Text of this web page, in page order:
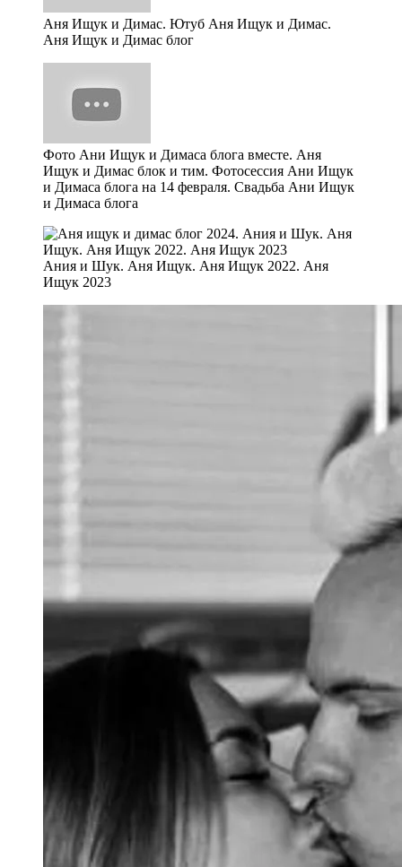
Аня Ищук и Димас. Ютуб Аня Ищук и Димас.
Аня Ищук и Димас блог
Фото Ани Ищук и Димаса блога вместе. Аня
Ищук и Димас блок и тим. Фотосессия Ани Ищук
и Димаса блога на 14 февраля. Свадьба Ани Ищук
и Димаса блога
Ания и Шук. Аня Ищук. Аня Ищук 2022. Аня
Ищук 2023